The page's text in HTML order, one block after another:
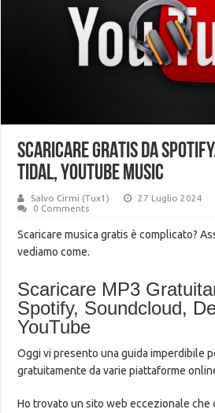
Scaricare GRATIS da
Tidal, YouTube Music
Salvo Cirmi (Tux1) 27 Luglio 2024
0 Comments
Scaricare musica gratis è complicato?
vediamo come.
Scaricare MP3
Spotify, Soundcloud,
YouTube
Oggi vi presento una guida imperdibile
gratuitamente da varie piattaforme
Ho trovato un sito web eccezionale